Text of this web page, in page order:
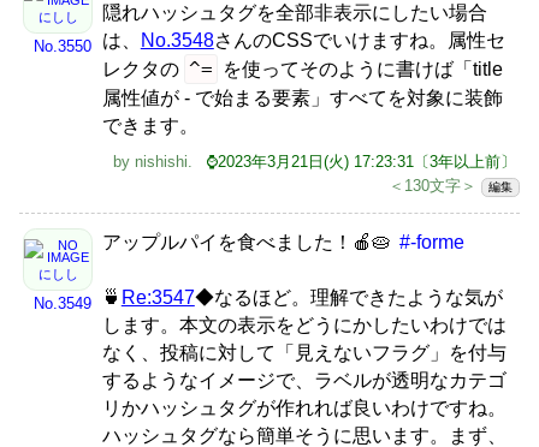
にしし
No.3550
隠れハッシュタグを全部非表示にしたい場合
は、
No.3548さんのCSSでいけますね。属性セ
レクタの ^=
を使ってそのように書けば「title
属性値が - で始まる要素」すべてを対象に装飾
できます。
by nishishi.
⌚2023年3月21日(火) 17:23:31〔3年以上前〕
＜130文字＞
編集
にしし
No.3549
アップルパイを食べました！🍎🥧 #-forme
🍵 Re:3547◆なるほど。理解できたような気が
します。本文の表示をどうにかしたいわけでは
なく、投稿に対して「見えないフラグ」を付与
するようなイメージで、ラベルが透明なカテゴ
リかハッシュタグが作れれば良いわけですね。
ハッシュタグなら簡単そうに思います。まず、